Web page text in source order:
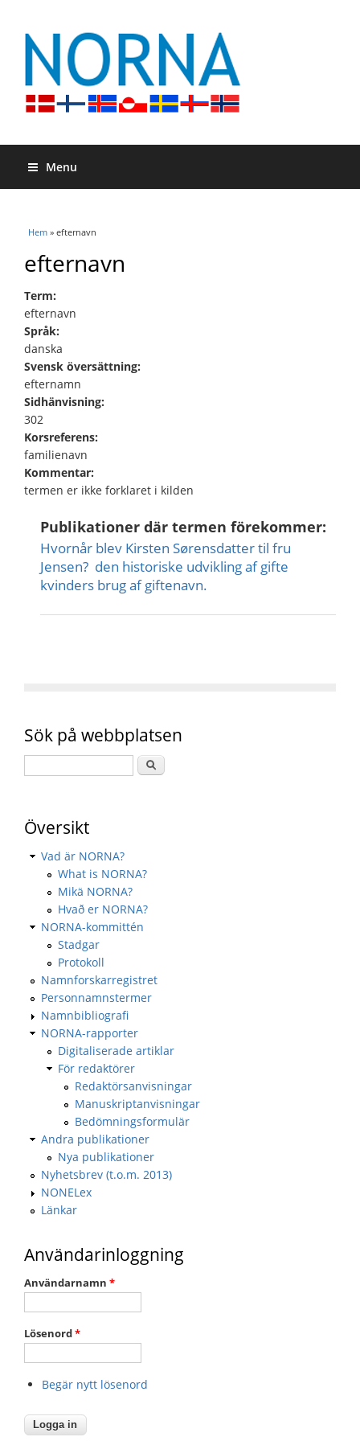
Menu
Du är här
Hem » efternavn
efternavn
Term:
efternavn
Språk:
danska
Svensk översättning:
efternamn
Sidhänvisning:
302
Korsreferens:
familienavn
Kommentar:
termen er ikke forklaret i kilden
Publikationer där termen förekommer:
Hvornår blev Kirsten Sørensdatter til fru
Jensen?  den historiske udvikling af gifte
kvinders brug af giftenavn.
Sök på webbplatsen
Översikt
Vad är NORNA?
What is NORNA?
Mikä NORNA?
Hvað er NORNA?
NORNA-kommittén
Stadgar
Protokoll
Namnforskarregistret
Personnamnstermer
Namnbibliografi
NORNA-rapporter
Digitaliserade artiklar
För redaktörer
Redaktörsanvisningar
Manuskriptanvisningar
Bedömningsformulär
Andra publikationer
Nya publikationer
Nyhetsbrev (t.o.m. 2013)
NONELex
Länkar
Användarinloggning
Användarnamn *
Lösenord*
Begär nytt lösenord